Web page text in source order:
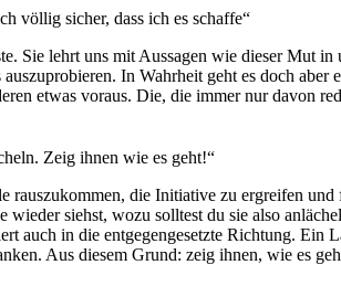
völlig sicher, dass ich es schaffe“
Sie lehrt uns mit Aussagen wie dieser Mut
In Wahrheit geht es doch
etwas voraus. Die, die immer nur davon
Zeig ihnen wie es geht!“
rauszukommen, die Initiative zu ergreifen
wieder siehst, wozu solltest du sie also
auch in die entgegengesetzte Richtung.
Aus diesem Grund: zeig ihnen, wie es